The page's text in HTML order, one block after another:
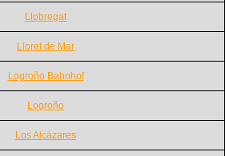
Llobregat
Lloret de Mar
Logroño Bahnhof
Logroño
Los Alcázares